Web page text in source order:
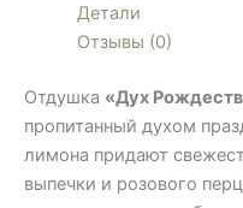
Детали
Отзывы (0)
Отдушка «Дух
пропитанный духом
лимона придают
выпечки и розового